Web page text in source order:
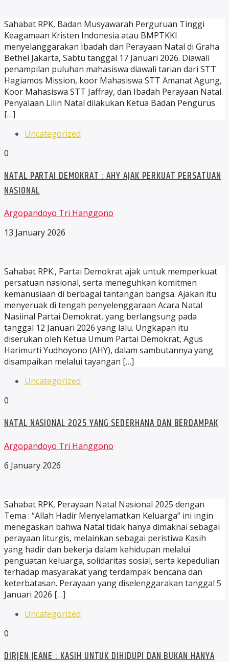
Sahabat RPK, Badan Musyawarah Perguruan Tinggi
Keagamaan Kristen Indonesia atau BMPTKKI
menyelanggarakan Ibadah dan Perayaan Natal di Graha
Bethel Jakarta, Sabtu tanggal 17 Januari 2026. Diawali
penampilan puluhan mahasiswa diawali tarian dari STT
Hagiamos Mission, koor Mahasiswa STT Amanat Agung,
Koor Mahasiswa STT Jaffray, dan Ibadah Perayaan Natal.
Penyalaan Lilin Natal dilakukan Ketua Badan Pengurus
[…]
Uncategorized
0
NATAL PARTAI DEMOKRAT : AHY AJAK PERKUAT PERSATUAN
NASIONAL
Argopandoyo Tri Hanggono
13 January 2026
Sahabat RPK., Partai Demokrat ajak untuk memperkuat
persatuan nasional, serta meneguhkan komitmen
kemanusiaan di berbagai tantangan bangsa. Ajakan itu
menyeruak di tengah penyelenggaraan Acara Natal
Nasiinal Partai Demokrat, yang berlangsung pada
tanggal 12 Januari 2026 yang lalu. Ungkapan itu
diserukan oleh Ketua Umum Partai Demokrat, Agus
Harimurti Yudhoyono (AHY), dalam sambutannya yang
disampaikan melalui tayangan […]
Uncategorized
0
NATAL NASIONAL 2025 YANG SEDERHANA DAN BERDAMPAK
Argopandoyo Tri Hanggono
6 January 2026
Sahabat RPK, Perayaan Natal Nasional 2025 dengan
Tema : “Allah Hadir Menyelamatkan Keluarga” ini ingin
menegaskan bahwa Natal tidak hanya dimaknai sebagai
perayaan liturgis, melainkan sebagai peristiwa Kasih
yang hadir dan bekerja dalam kehidupan melalui
penguatan keluarga, solidaritas sosial, serta kepedulian
terhadap masyarakat yang terdampak bencana dan
keterbatasan. Perayaan yang diselenggarakan tanggal 5
Januari 2026 […]
Uncategorized
0
DIRJEN JEANE : KASIH UNTUK DIHIDUPI DAN BUKAN HANYA